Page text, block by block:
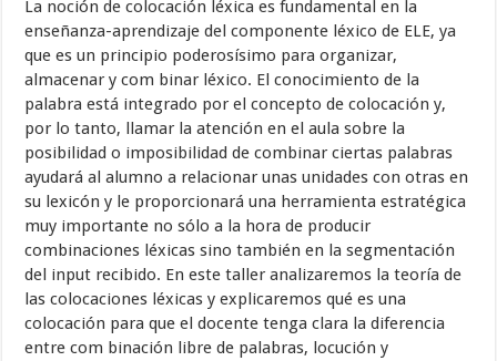
La noción de colocación léxica es fundamental en la
enseñanza-aprendizaje del componente léxico de ELE, ya
que es un principio poderosísimo para organizar,
almacenar y com binar léxico. El conocimiento de la
palabra está integrado por el concepto de colocación y,
por lo tanto, llamar la atención en el aula sobre la
posibilidad o imposibilidad de combinar ciertas palabras
ayudará al alumno a relacionar unas unidades con otras en
su lexicón y le proporcionará una herramienta estratégica
muy importante no sólo a la hora de producir
combinaciones léxicas sino también en la segmentación
del input recibido. En este taller analizaremos la teoría de
las colocaciones léxicas y explicaremos qué es una
colocación para que el docente tenga clara la diferencia
entre com binación libre de palabras, locución y